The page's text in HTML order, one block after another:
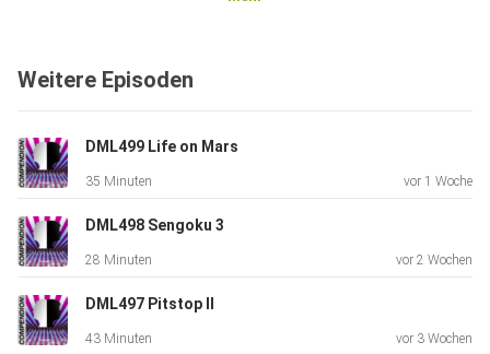
Weitere Episoden
DML499 Life on Mars
35 Minuten vor 1 Woche
DML498 Sengoku 3
28 Minuten vor 2 Wochen
DML497 Pitstop II
43 Minuten vor 3 Wochen